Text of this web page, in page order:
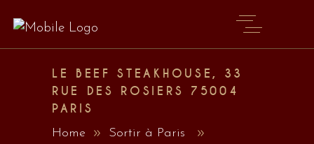
LE BEEF STEAKHOUSE, 33
RUE DES ROSIERS 75004
PARIS
Home
Sortir à Paris